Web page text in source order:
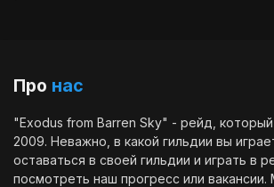
Про нас
"Exodus from Barren Sky" - рейд,
2009. Неважно, в какой гильдии вы
оставаться в своей гильдии и играть в
посмотреть наш прогресс или вакансии.